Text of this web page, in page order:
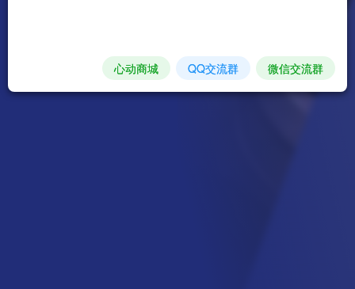
心动商城 QQ交流群 微信交流群